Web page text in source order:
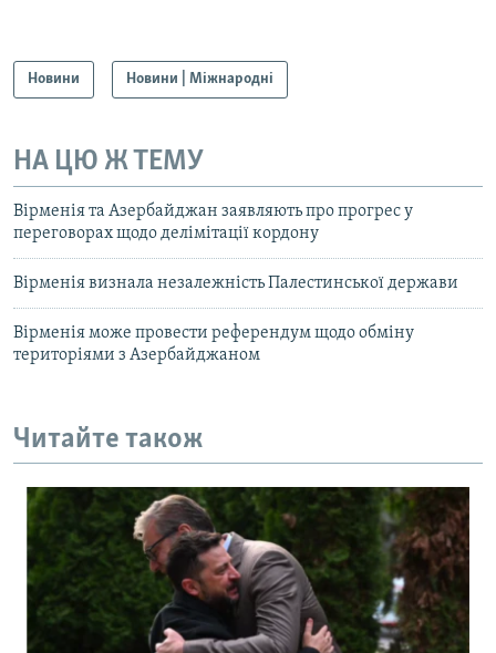
Новини Новини | Міжнародні
НА ЦЮ Ж ТЕМУ
Вірменія та Азербайджан заявляють про прогрес у
переговорах щодо делімітації кордону
Вірменія визнала незалежність Палестинської держави
Вірменія може провести референдум щодо обміну
територіями з Азербайджаном
Читайте також